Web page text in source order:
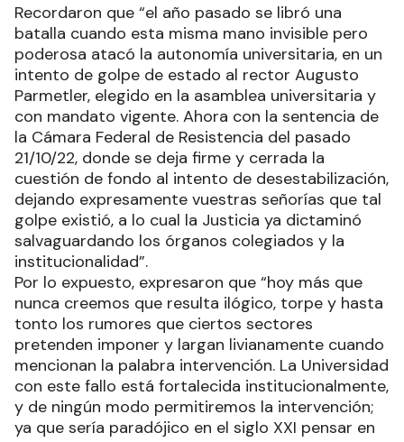
Recordaron que “el año pasado se libró una
batalla cuando esta misma mano invisible pero
poderosa atacó la autonomía universitaria, en un
intento de golpe de estado al rector Augusto
Parmetler, elegido en la asamblea universitaria y
con mandato vigente. Ahora con la sentencia de
la Cámara Federal de Resistencia del pasado
21/10/22, donde se deja firme y cerrada la
cuestión de fondo al intento de desestabilización,
dejando expresamente vuestras señorías que tal
golpe existió, a lo cual la Justicia ya dictaminó
salvaguardando los órganos colegiados y la
institucionalidad”.
Por lo expuesto, expresaron que “hoy más que
nunca creemos que resulta ilógico, torpe y hasta
tonto los rumores que ciertos sectores
pretenden imponer y largan livianamente cuando
mencionan la palabra intervención. La Universidad
con este fallo está fortalecida institucionalmente,
y de ningún modo permitiremos la intervención;
ya que sería paradójico en el siglo XXI pensar en